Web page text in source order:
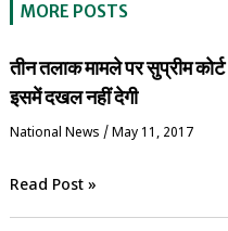
MORE POSTS
तीन तलाक मामले पर सुप्रीम कोर्ट
इसमें दखल नहीं देगी
National News / May 11, 2017
Read Post »